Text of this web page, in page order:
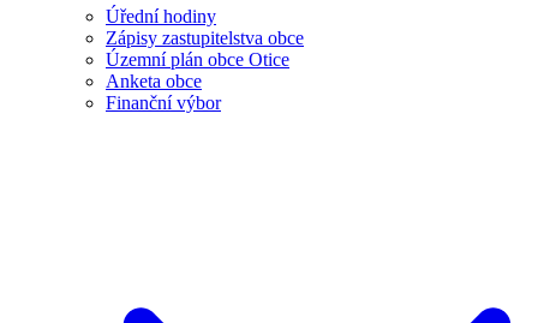
Úřední hodiny
Zápisy zastupitelstva obce
Územní plán obce Otice
Anketa obce
Finanční výbor